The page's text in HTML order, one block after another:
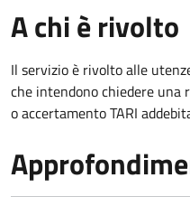
A chi è rivolto
Il servizio è rivolto alle
che intendono chiedere
o accertamento TARI